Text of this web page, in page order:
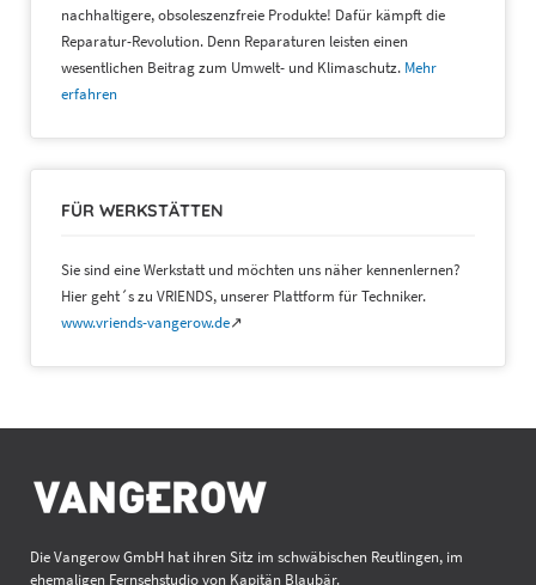
nachhaltigere, obsoleszenzfreie Produkte! Dafür kämpft die
Reparatur-Revolution. Denn Reparaturen leisten einen
wesentlichen Beitrag zum Umwelt- und Klimaschutz. Mehr
erfahren
FÜR WERKSTÄTTEN
Sie sind eine Werkstatt und möchten uns näher kennenlernen?
Hier geht´s zu VRIENDS, unserer Plattform für Techniker.
www.vriends-vangerow.de↗
Die Vangerow GmbH hat ihren Sitz im schwäbischen Reutlingen, im
ehemaligen Fernsehstudio von Kapitän Blaubär.